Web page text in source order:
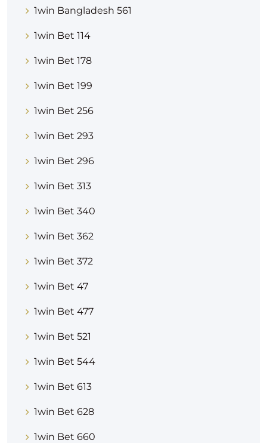
1win Bangladesh 561
1win Bet 114
1win Bet 178
1win Bet 199
1win Bet 256
1win Bet 293
1win Bet 296
1win Bet 313
1win Bet 340
1win Bet 362
1win Bet 372
1win Bet 47
1win Bet 477
1win Bet 521
1win Bet 544
1win Bet 613
1win Bet 628
1win Bet 660